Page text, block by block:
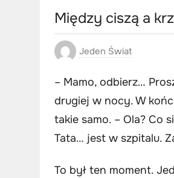
Między ciszą a
Jeden Świat
– Mamo, odbierz…
drugiej w nocy. W
takie samo. – Ola? Co
Tata… jest w szpitalu.
To był ten moment.